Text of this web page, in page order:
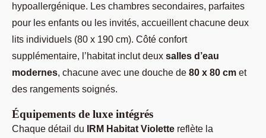
hypoallergénique. Les chambres secondaires, parfaites
pour les enfants ou les invités, accueillent chacune deux
lits individuels (80 x 190 cm). Côté confort
supplémentaire, l’habitat inclut deux salles d’eau
modernes, chacune avec une douche de 80 x 80 cm et
des rangements soignés.
Équipements de luxe intégrés
Chaque détail du IRM Habitat Violette reflète la